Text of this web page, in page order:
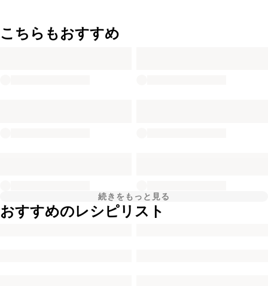
こちらもおすすめ
続きをもっと見る
おすすめのレシピリスト